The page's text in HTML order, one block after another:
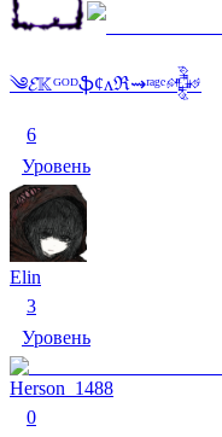
༄𝓔𝕂ᴳᴼᴰֆȼᴧℜ⇝ʳᵃᵍᵉ𒅒
6
Уровень
Elin
3
Уровень
Herson_1488
0